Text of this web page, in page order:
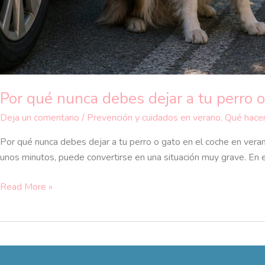
Por qué nunca debes dejar a tu perro
Deja un comentario / Prevención y cuidados en verano, Qué
Por qué nunca debes dejar a tu perro o gato en el coche en
unos minutos, puede convertirse en una situación muy grave.
Read More »